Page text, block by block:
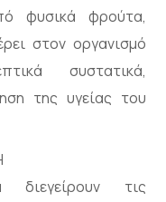
φυσικά φρούτα,
στον οργανισμό
συστατικά,
της υγείας του
διεγείρουν τις